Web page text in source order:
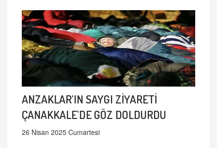
ANZAKLAR'IN SAYGI ZİYARETİ
ÇANAKKALE'DE GÖZ DOLDURDU
26 Nisan 2025 Cumartesi